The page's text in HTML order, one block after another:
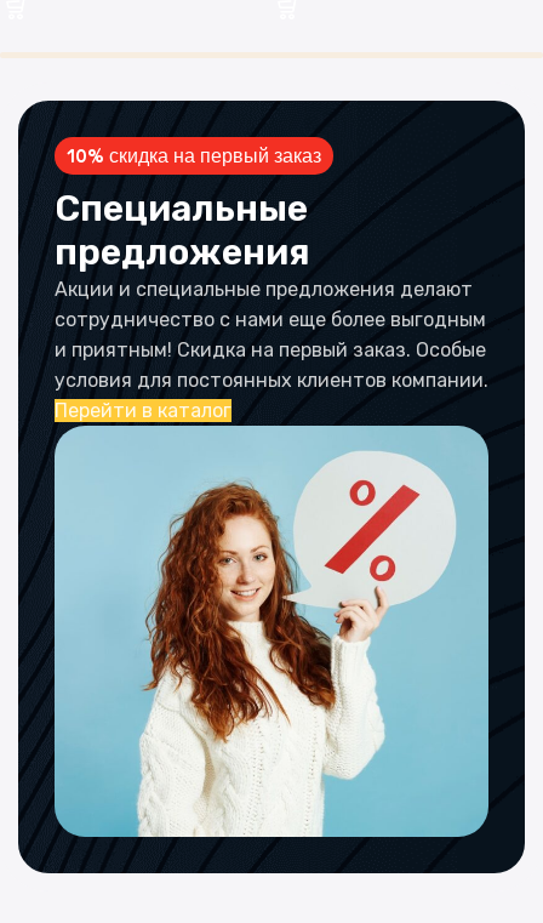
10% скидка на первый заказ
Специальные
предложения
Акции и специальные предложения делают
сотрудничество с нами еще более выгодным
и приятным! Скидка на первый заказ. Особые
условия для постоянных клиентов компании.
Перейти в каталог